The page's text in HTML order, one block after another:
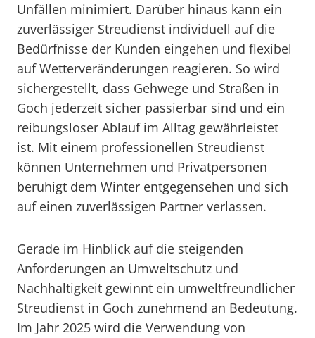
Unfällen minimiert. Darüber hinaus kann ein
zuverlässiger Streudienst individuell auf die
Bedürfnisse der Kunden eingehen und flexibel
auf Wetterveränderungen reagieren. So wird
sichergestellt, dass Gehwege und Straßen in
Goch jederzeit sicher passierbar sind und ein
reibungsloser Ablauf im Alltag gewährleistet
ist. Mit einem professionellen Streudienst
können Unternehmen und Privatpersonen
beruhigt dem Winter entgegensehen und sich
auf einen zuverlässigen Partner verlassen.
Gerade im Hinblick auf die steigenden
Anforderungen an Umweltschutz und
Nachhaltigkeit gewinnt ein umweltfreundlicher
Streudienst in Goch zunehmend an Bedeutung.
Im Jahr 2025 wird die Verwendung von